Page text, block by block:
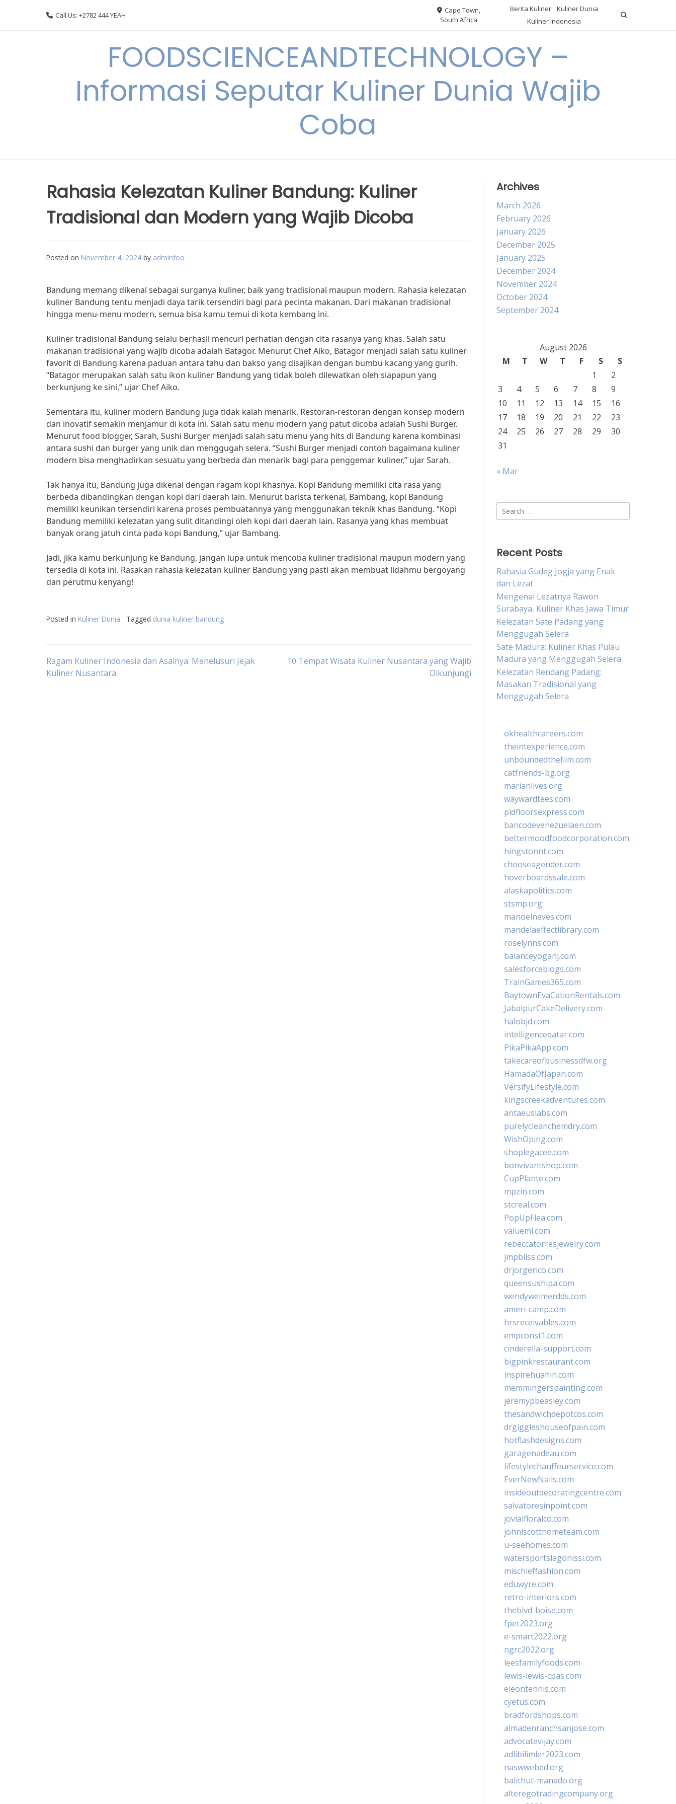
Call Us: +2782 444 YEAH
Cape Town,
South Africa
Berita Kuliner
Kuliner Dunia
Kuliner Indonesia
FOODSCIENCEANDTECHNOLOGY –
Informasi Seputar Kuliner Dunia Wajib
Coba
Rahasia Kelezatan Kuliner Bandung: Kuliner
Tradisional dan Modern yang Wajib Dicoba
Posted on November 4, 2024 by adminfoo
Bandung memang dikenal sebagai surganya kuliner, baik yang tradisional maupun modern. Rahasia kelezatan
kuliner Bandung tentu menjadi daya tarik tersendiri bagi para pecinta makanan. Dari makanan tradisional
hingga menu-menu modern, semua bisa kamu temui di kota kembang ini.
Kuliner tradisional Bandung selalu berhasil mencuri perhatian dengan cita rasanya yang khas. Salah satu
makanan tradisional yang wajib dicoba adalah Batagor. Menurut Chef Aiko, Batagor menjadi salah satu kuliner
favorit di Bandung karena paduan antara tahu dan bakso yang disajikan dengan bumbu kacang yang gurih.
“Batagor merupakan salah satu ikon kuliner Bandung yang tidak boleh dilewatkan oleh siapapun yang
berkunjung ke sini,” ujar Chef Aiko.
Sementara itu, kuliner modern Bandung juga tidak kalah menarik. Restoran-restoran dengan konsep modern
dan inovatif semakin menjamur di kota ini. Salah satu menu modern yang patut dicoba adalah Sushi Burger.
Menurut food blogger, Sarah, Sushi Burger menjadi salah satu menu yang hits di Bandung karena kombinasi
antara sushi dan burger yang unik dan menggugah selera. “Sushi Burger menjadi contoh bagaimana kuliner
modern bisa menghadirkan sesuatu yang berbeda dan menarik bagi para penggemar kuliner,” ujar Sarah.
Tak hanya itu, Bandung juga dikenal dengan ragam kopi khasnya. Kopi Bandung memiliki cita rasa yang
berbeda dibandingkan dengan kopi dari daerah lain. Menurut barista terkenal, Bambang, kopi Bandung
memiliki keunikan tersendiri karena proses pembuatannya yang menggunakan teknik khas Bandung. “Kopi
Bandung memiliki kelezatan yang sulit ditandingi oleh kopi dari daerah lain. Rasanya yang khas membuat
banyak orang jatuh cinta pada kopi Bandung,” ujar Bambang.
Jadi, jika kamu berkunjung ke Bandung, jangan lupa untuk mencoba kuliner tradisional maupun modern yang
tersedia di kota ini. Rasakan rahasia kelezatan kuliner Bandung yang pasti akan membuat lidahmu bergoyang
dan perutmu kenyang!
Posted in Kuliner Dunia Tagged dunia kuliner bandung
Post
Ragam Kuliner Indonesia dan Asalnya: Menelusuri Jejak
Kuliner Nusantara
10 Tempat Wisata Kuliner Nusantara yang Wajib
Dikunjungi
Archives
March 2026
February 2026
January 2026
December 2025
January 2025
December 2024
November 2024
October 2024
September 2024
August 2026
M
T W T F S
S
1
2
3
4 5 6 7 8
9
10
11 12 13 14 15
16
17
18 19 20 21 22
23
24
25 26 27 28 29
30
31
« Mar
Search
for:
Recent Posts
Rahasia Gudeg Jogja yang Enak
dan Lezat
Mengenal Lezatnya Rawon
Surabaya, Kuliner Khas Jawa Timur
Kelezatan Sate Padang yang
Menggugah Selera
Sate Madura: Kuliner Khas Pulau
Madura yang Menggugah Selera
Kelezatan Rendang Padang:
Masakan Tradisional yang
Menggugah Selera
okhealthcareers.com
theintexperience.com
unboundedthefilm.com
catfriends-bg.org
marianlives.org
waywardtees.com
pidfloorsexpress.com
bancodevenezuelaen.com
bettermoodfoodcorporation.com
hingstonnt.com
chooseagender.com
hoverboardssale.com
alaskapolitics.com
stsmp.org
manoelneves.com
mandelaeffectlibrary.com
roselynns.com
balanceyoganj.com
salesforceblogs.com
TrainGames365.com
BaytownEvaCationRentals.com
JabalpurCakeDelivery.com
halobjd.com
intelligenceqatar.com
PikaPikaApp.com
takecareofbusinessdfw.org
HamadaOfJapan.com
VersifyLifestyle.com
kingscreekadventures.com
antaeuslabs.com
purelycleanchemdry.com
WishOping.com
shoplegacee.com
bonvivantshop.com
CupPlante.com
mpzin.com
stcreal.com
PopUpFlea.com
valueml.com
rebeccatorresjewelry.com
jmpbliss.com
drjorgerico.com
queensushipa.com
wendyweimerdds.com
ameri-camp.com
hrsreceivables.com
empconst1.com
cinderella-support.com
bigpinkrestaurant.com
inspirehuahin.com
memmingerspainting.com
jeremypbeasley.com
thesandwichdepotcos.com
drgiggleshouseofpain.com
hotflashdesigns.com
garagenadeau.com
lifestylechauffeurservice.com
EverNewNails.com
insideoutdecoratingcentre.com
salvatoresinpoint.com
jovialfloralco.com
johnlscotthometeam.com
u-seehomes.com
watersportslagonissi.com
mischieffashion.com
eduwyre.com
retro-interiors.com
theblvd-boise.com
fpet2023.org
e-smart2022.org
ngrc2022.org
leesfamilyfoods.com
lewis-lewis-cpas.com
eleontennis.com
cyetus.com
bradfordshops.com
almadenranchsanjose.com
advocatevijay.com
adlibilimler2023.com
naswwebed.org
balithut-manado.org
alteregotradingcompany.org